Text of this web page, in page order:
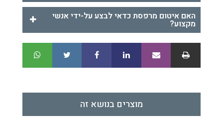
האם איטום מרפסת כדאי לבצע על-ידי אנשי
מקצוע?
מוצרים בנושא זה